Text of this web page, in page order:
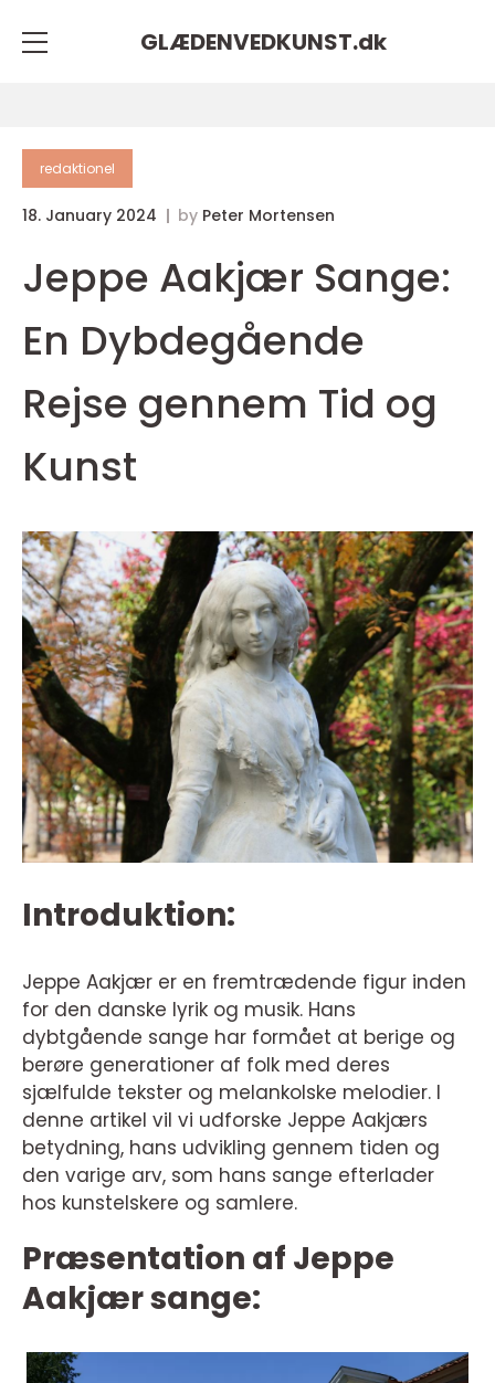
GLÆDENVEDKUNST.dk
redaktionel
18. January 2024 by Peter Mortensen
Jeppe Aakjær Sange:
En Dybdegående
Rejse gennem Tid og
Kunst
Introduktion:
Jeppe Aakjær er en fremtrædende figur inden
for den danske lyrik og musik. Hans
dybtgående sange har formået at berige og
berøre generationer af folk med deres
sjælfulde tekster og melankolske melodier. I
denne artikel vil vi udforske Jeppe Aakjærs
betydning, hans udvikling gennem tiden og
den varige arv, som hans sange efterlader
hos kunstelskere og samlere.
Præsentation af Jeppe
Aakjær sange: